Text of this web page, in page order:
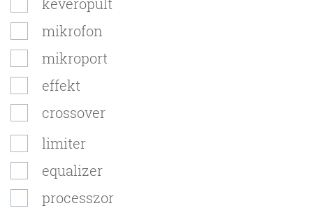
mikrofon
mikroport
effekt
crossover
limiter
equalizer
processzor